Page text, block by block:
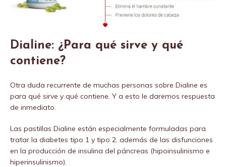
Dialine: ¿Para qué sirve y qué
contiene?
Otra duda recurrente de muchas personas sobre Dialine es
para qué sirve y qué contiene. Y a esto le daremos respuesta
de inmediato.
Las pastillas Dialine están especialmente formuladas para
tratar la diabetes tipo 1 y tipo 2, además de las disfunciones
en la producción de insulina del páncreas (hipoinsulinismo e
hiperinsulinismo).